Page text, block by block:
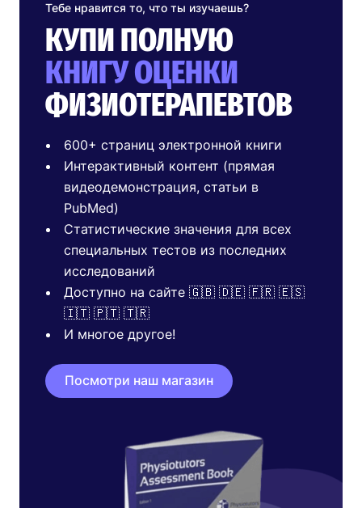
Тебе нравится то, что ты изучаешь?
КУПИ ПОЛНУЮ
КНИГУ ОЦЕНКИ
ФИЗИОТЕРАПЕВТОВ
600+ страниц электронной книги
Интерактивный контент (прямая
видеодемонстрация, статьи в
PubMed)
Статистические значения для всех
специальных тестов из последних
исследований
Доступно на сайте 🇬🇧 🇩🇪 🇫🇷 🇪🇸
🇮🇹 🇵🇹 🇹🇷
И многое другое!
Посмотри наш магазин